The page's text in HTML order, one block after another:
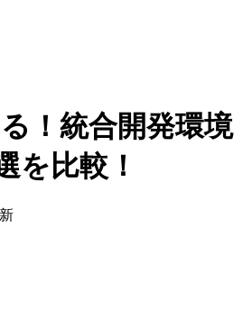
！統合開発環境
を比較！